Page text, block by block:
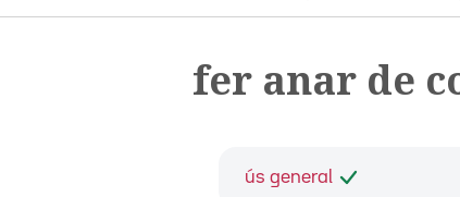
fer anar de
ús general